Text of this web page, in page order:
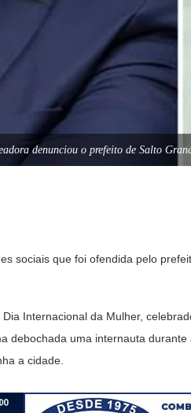
denunciou o prefeito de Salto
sociais que foi ofendida pelo
Internacional da Mulher,
debochada uma internauta
a cidade.